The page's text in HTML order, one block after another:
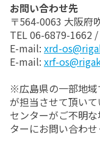
お問い合わせ先
〒564-0063 大阪府
TEL 06-6879-1662
E-mail: xrd-
E-mail: xrf-
※広島県の一部地域
が担当させて頂い
センターがご不明
ターにお問い合わせ